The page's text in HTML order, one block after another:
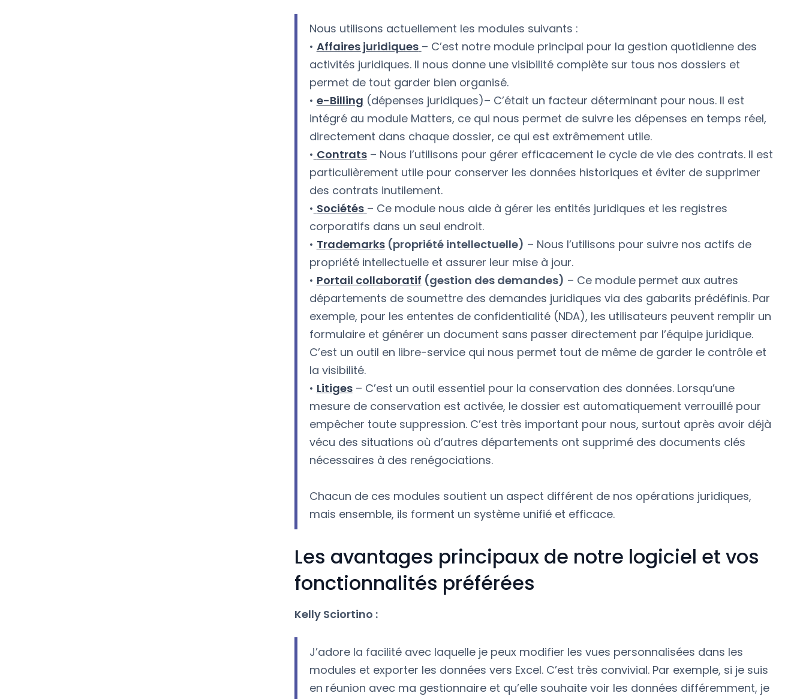
Nous utilisons actuellement les modules suivants :
• Affaires juridiques – C’est notre module principal pour la gestion quotidienne des
activités juridiques. Il nous donne une visibilité complète sur tous nos dossiers et
permet de tout garder bien organisé.
• e-Billing (dépenses juridiques)– C’était un facteur déterminant pour nous. Il est
intégré au module Matters, ce qui nous permet de suivre les dépenses en temps réel,
directement dans chaque dossier, ce qui est extrêmement utile.
• Contrats– Nous l’utilisons pour gérer efficacement le cycle de vie des contrats. Il est
particulièrement utile pour conserver les données historiques et éviter de supprimer
des contrats inutilement.
• Sociétés – Ce module nous aide à gérer les entités juridiques et les registres
corporatifs dans un seul endroit.
• Trademarks(propriété intellectuelle) – Nous l’utilisons pour suivre nos actifs de
propriété intellectuelle et assurer leur mise à jour.
• Portail collaboratif (gestion des demandes) – Ce module permet aux autres
départements de soumettre des demandes juridiques via des gabarits prédéfinis. Par
exemple, pour les ententes de confidentialité (NDA), les utilisateurs peuvent remplir un
formulaire et générer un document sans passer directement par l’équipe juridique.
C’est un outil en libre-service qui nous permet tout de même de garder le contrôle et
la visibilité.
• Litiges– C’est un outil essentiel pour la conservation des données. Lorsqu’une
mesure de conservation est activée, le dossier est automatiquement verrouillé pour
empêcher toute suppression. C’est très important pour nous, surtout après avoir déjà
vécu des situations où d’autres départements ont supprimé des documents clés
nécessaires à des renégociations.
Chacun de ces modules soutient un aspect différent de nos opérations juridiques,
mais ensemble, ils forment un système unifié et efficace.
Les avantages principaux de notre logiciel et vos
fonctionnalités préférées
Kelly Sciortino :
J’adore la facilité avec laquelle je peux modifier les vues personnalisées dans les
modules et exporter les données vers Excel. C’est très convivial. Par exemple, si je suis
en réunion avec ma gestionnaire et qu’elle souhaite voir les données différemment, je